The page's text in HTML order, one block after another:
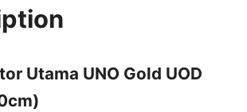
Utama UNO Gold UOD